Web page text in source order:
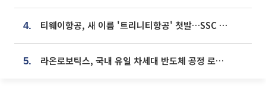
4. 티웨이항공, 새 이름 '트리니티항공' 첫발…SSC 전략 본격화
5. 라온로보틱스, 국내 유일 차세대 반도체 공정 로봇 개발 ‘고객사 테스트 진행’